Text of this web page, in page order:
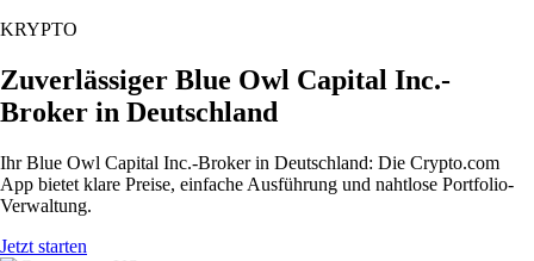
KRYPTO
Zuverlässiger Blue Owl Capital Inc.-
Broker in Deutschland
Ihr Blue Owl Capital Inc.-Broker in Deutschland: Die Crypto.com
App bietet klare Preise, einfache Ausführung und nahtlose Portfolio-
Verwaltung.
Jetzt starten